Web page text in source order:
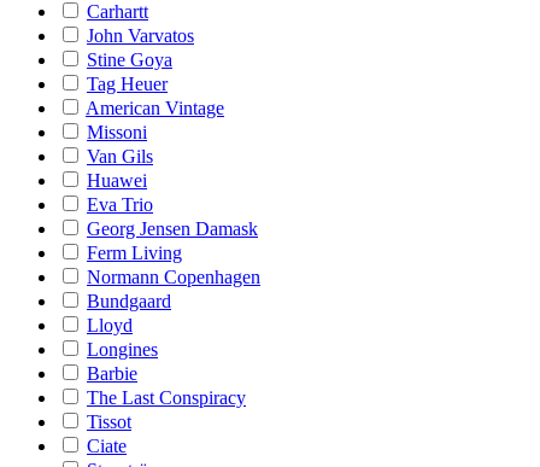
Carhartt
John Varvatos
Stine Goya
Tag Heuer
American Vintage
Missoni
Van Gils
Huawei
Eva Trio
Georg Jensen Damask
Ferm Living
Normann Copenhagen
Bundgaard
Lloyd
Longines
Barbie
The Last Conspiracy
Tissot
Ciate